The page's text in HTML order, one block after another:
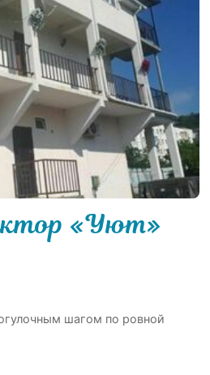
«Уют»
шагом по ровной